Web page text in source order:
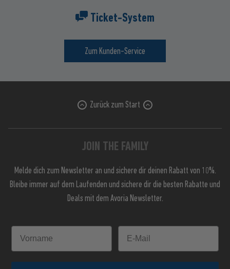
Ticket-System
Zum Kunden-Service
Zurück zum Start
JOIN THE FAMILY
Melde dich zum Newsletter an und sichere dir deinen Rabatt von 10%.
Bleibe immer auf dem Laufenden und sichere dir die besten Rabatte und
Deals mit dem Avoria Newsletter.